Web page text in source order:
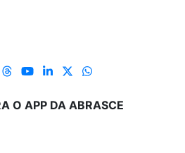
O APP DA ABRASCE